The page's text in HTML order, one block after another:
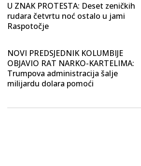
U ZNAK PROTESTA: Deset zeničkih
rudara četvrtu noć ostalo u jami
Raspotočje
NOVI PREDSJEDNIK KOLUMBIJE
OBJAVIO RAT NARKO-KARTELIMA:
Trumpova administracija šalje
milijardu dolara pomoći